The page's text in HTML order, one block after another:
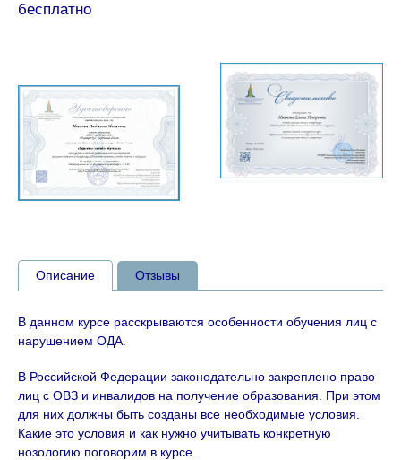
бесплатно
Описание Отзывы
В данном курсе расскрываются особенности обучения лиц с
нарушением ОДА.
В Российской Федерации законодательно закреплено право
лиц с ОВЗ и инвалидов на получение образования. При этом
для них должны быть созданы все необходимые условия.
Какие это условия и как нужно учитывать конкретную
нозологию поговорим в курсе.